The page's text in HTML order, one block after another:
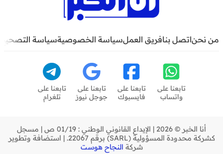
من نحناتصل بنافريق العملسياسة الخصوصيةسياسة التصحيح
تابعنا على
واتساب
تابعنا على
فايسبوك
تابعنا على
جوجل نيوز
تابعنا على
تلغرام
أنا الخبر © 2026 | الإيداع القانوني الوطني : 01/19 ص | مسجل
كشركة محدودة المسؤولية (SARL) برقم 22067. | استضافة وتطوير
شركة النجاح هوست